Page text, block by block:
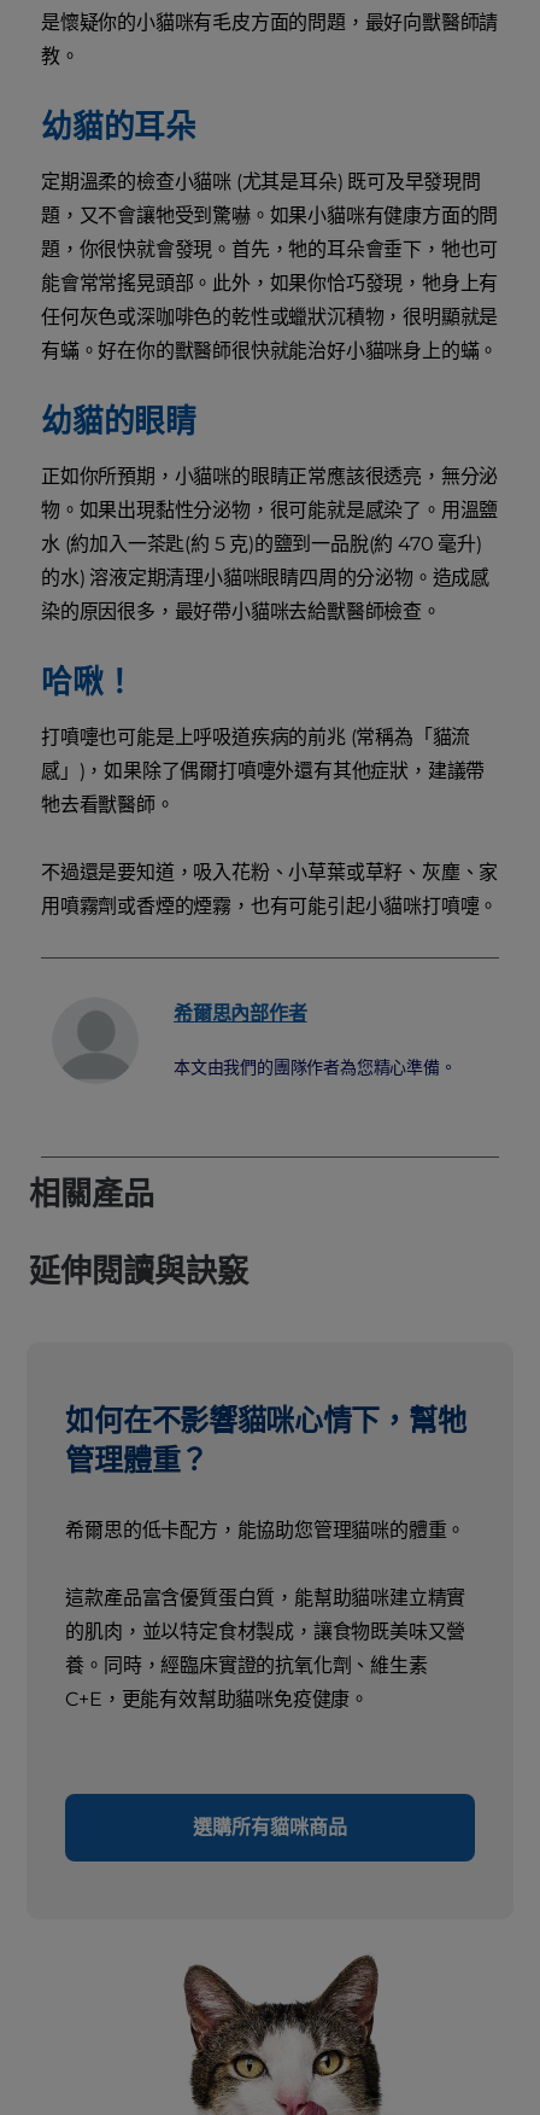
是懷疑你的小貓咪有毛皮方面的問題，最好向獸醫師請
教。
幼貓的耳朵
定期溫柔的檢查小貓咪 (尤其是耳朵) 既可及早發現問
題，又不會讓牠受到驚嚇。如果小貓咪有健康方面的問
題，你很快就會發現。首先，牠的耳朵會垂下，牠也可
能會常常搖晃頭部。此外，如果你恰巧發現，牠身上有
任何灰色或深咖啡色的乾性或蠟狀沉積物，很明顯就是
有蟎。好在你的獸醫師很快就能治好小貓咪身上的蟎。
幼貓的眼睛
正如你所預期，小貓咪的眼睛正常應該很透亮，無分泌
物。如果出現黏性分泌物，很可能就是感染了。用溫鹽
水 (約加入一茶匙(約 5 克)的鹽到一品脫(約 470 毫升)
的水) 溶液定期清理小貓咪眼睛四周的分泌物。造成感
染的原因很多，最好帶小貓咪去給獸醫師檢查。
哈啾！
打噴嚏也可能是上呼吸道疾病的前兆 (常稱為「貓流
感」)，如果除了偶爾打噴嚏外還有其他症狀，建議帶
牠去看獸醫師。
不過還是要知道，吸入花粉、小草葉或草籽、灰塵、家
用噴霧劑或香煙的煙霧，也有可能引起小貓咪打噴嚏。
希爾思內部作者
本文由我們的團隊作者為您精心準備。
相關產品
延伸閱讀與訣竅
如何在不影響貓咪心情下，幫牠
管理體重？
希爾思的低卡配方，能協助您管理貓咪的體重。
這款產品富含優質蛋白質，能幫助貓咪建立精實
的肌肉，並以特定食材製成，讓食物既美味又營
養。同時，經臨床實證的抗氧化劑、維生素
C+E，更能有效幫助貓咪免疫健康。
選購所有貓咪商品